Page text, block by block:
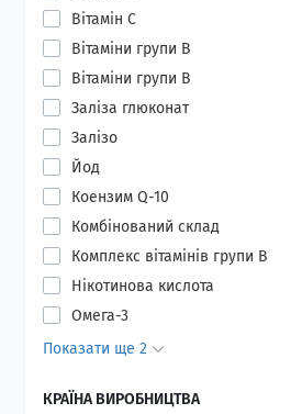
Вітамін С
Вітаміни групи B
Вітаміни групи В
Заліза глюконат
Залізо
Йод
Коензим Q-10
Комбінований склад
Комплекс вітамінів групи B
Нікотинова кислота
Омега-3
Показати ще 2
КРАЇНА ВИРОБНИЦТВА